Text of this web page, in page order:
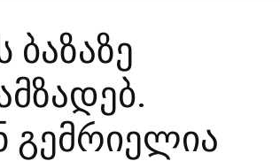
გემრიელია